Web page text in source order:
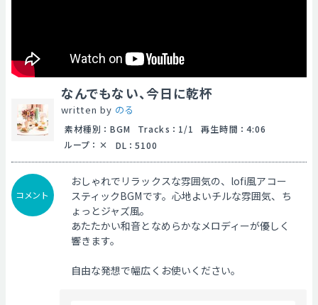
なんでもない、今日に乾杯
written by のる
素材種別 ： BGM Tracks ： 1/1 再生時間 ： 4:06
ループ ： DL ： 5100
コメント
おしゃれでリラックスな雰囲気の、lofi風アコー
スティックBGMです。心地よいチルな雰囲気、ち
ょっとジャズ風。
あたたかい和音となめらかなメロディーが優しく
響きます。
自由な発想で幅広くお使いください。